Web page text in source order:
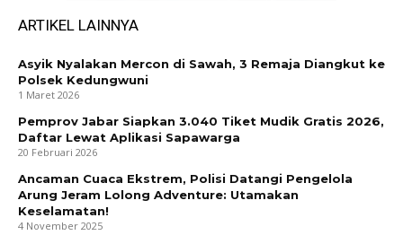
ARTIKEL LAINNYA
Asyik Nyalakan Mercon di Sawah, 3 Remaja Diangkut ke
Polsek Kedungwuni
1 Maret 2026
Pemprov Jabar Siapkan 3.040 Tiket Mudik Gratis 2026,
Daftar Lewat Aplikasi Sapawarga
20 Februari 2026
Ancaman Cuaca Ekstrem, Polisi Datangi Pengelola
Arung Jeram Lolong Adventure: Utamakan
Keselamatan!
4 November 2025